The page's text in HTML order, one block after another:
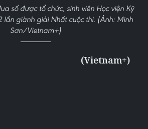
số được tổ chức, sinh viên Học viện Kỹ
lần giành giải Nhất cuộc thi. (Ảnh: Minh
Sơn/Vietnam+)
(Vietnam+)